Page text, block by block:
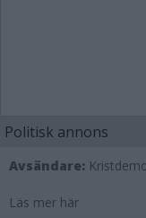
Politisk annons
Avsändare:
Läs mer här